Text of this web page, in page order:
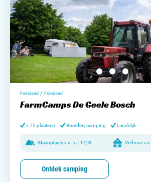
Friesland / Friesland
FarmCamps De Geele Bosch
< 75 plaatsen Boerderij camping Landelijk
Staanplaats v.a. v.a.17,00 Verhuur v.a.
Ontdek camping